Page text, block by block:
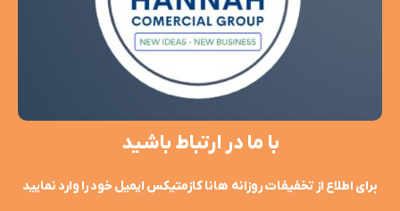
با ما در ارتباط باشید
برای اطلاع از تخفیفات روزانه هانا کازمتیکس ایمیل خود را وارد نمایید